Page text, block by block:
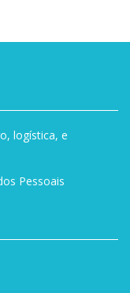
logística, e
Pessoais